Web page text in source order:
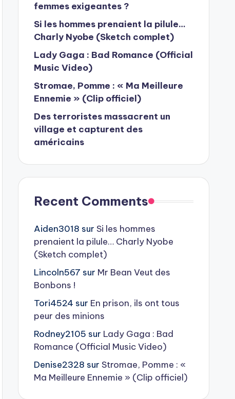
femmes exigeantes ?
Si les hommes prenaient la pilule…
Charly Nyobe (Sketch complet)
Lady Gaga : Bad Romance (Official
Music Video)
Stromae, Pomme : « Ma Meilleure
Ennemie » (Clip officiel)
Des terroristes massacrent un
village et capturent des
américains
Recent Comments
Aiden3018 sur Si les hommes
prenaient la pilule… Charly Nyobe
(Sketch complet)
Lincoln567 sur Mr Bean Veut des
Bonbons !
Tori4524 sur En prison, ils ont tous
peur des minions
Rodney2105 sur Lady Gaga : Bad
Romance (Official Music Video)
Denise2328 sur Stromae, Pomme : «
Ma Meilleure Ennemie » (Clip officiel)